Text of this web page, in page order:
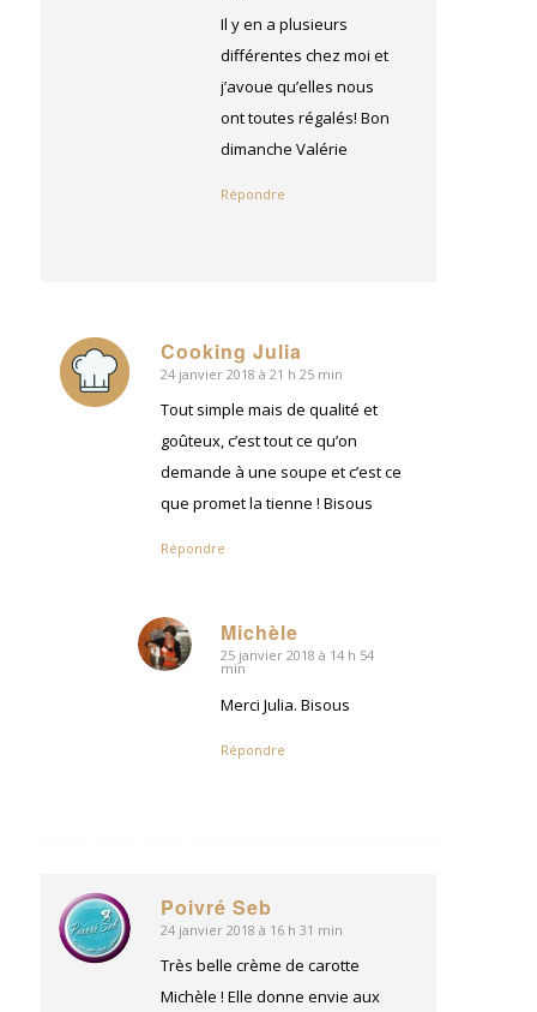
Il y en a plusieurs
différentes chez moi et
j’avoue qu’elles nous
ont toutes régalés! Bon
dimanche Valérie
Répondre
Cooking Julia
dit
:
24 janvier 2018 à 21 h 25 min
Tout simple mais de qualité et
goûteux, c’est tout ce qu’on
demande à une soupe et c’est ce
que promet la tienne ! Bisous
Répondre
Michèle
dit
25 janvier 2018 à 14 h 54
min
Merci Julia. Bisous
Répondre
Poivré Seb
dit
:
24 janvier 2018 à 16 h 31 min
Très belle crème de carotte
Michèle ! Elle donne envie aux